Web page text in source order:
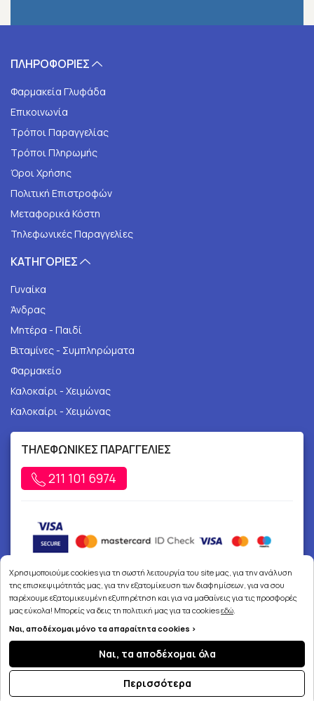
ΠΛΗΡΟΦΟΡΙΕΣ
Φαρμακεία Γλυφάδα
Επικοινωνία
Τρόποι Παραγγελίας
Τρόποι Πληρωμής
Όροι Χρήσης
Πολιτική Επιστροφών
Μεταφορικά Κόστη
Τηλεφωνικές Παραγγελίες
ΚΑΤΗΓΟΡΙΕΣ
Γυναίκα
Άνδρας
Μητέρα - Παιδί
Βιταμίνες - Συμπληρώματα
Φαρμακείο
Καλοκαίρι - Χειμώνας
Καλοκαίρι - Χειμώνας
ΤΗΛΕΦΩΝΙΚΕΣ ΠΑΡΑΓΓΕΛΙΕΣ
211 101 6974
Copyright © 2026joypharmacy.gr
Χρησιμοποιούμε cookies για τη σωστή λειτουργία του site μας, για την ανάλυση
της επισκεψιμότητάς μας, για την εξατομίκευση των διαφημίσεων, για να σου
παρέχουμε εξατομικευμένη εξυπηρέτηση και για να μαθαίνεις για τις προσφορές
μας εύκολα! Μπορείς να δεις τη πολιτική μας για τα cookiesεδώ.
Ναι, αποδέχομαι μόνο τα απαραίτητα cookies >
Ναι, τα αποδέχομαι όλα
Περισσότερα